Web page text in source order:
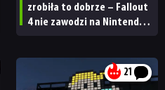
zrobiła to dobrze – Fallout
4 nie zawodzi na Nintendo
21